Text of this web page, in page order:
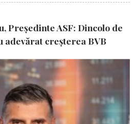
Președinte ASF: Dincolo de
adevărat creșterea BVB